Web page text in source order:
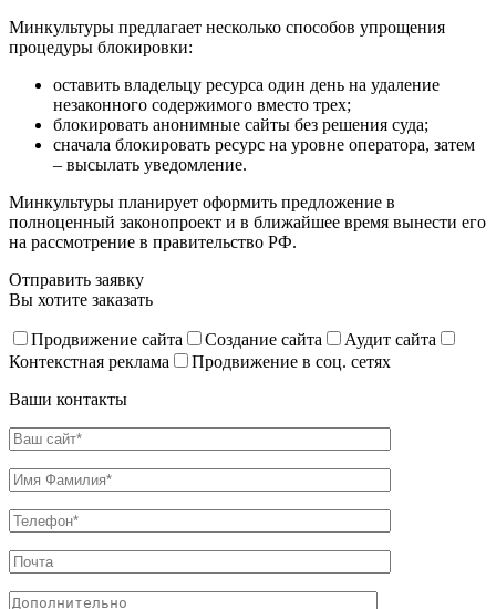
Минкультуры предлагает несколько способов упрощения
процедуры блокировки:
оставить владельцу ресурса один день на удаление
незаконного содержимого вместо трех;
блокировать анонимные сайты без решения суда;
сначала блокировать ресурс на уровне оператора, затем
– высылать уведомление.
Минкультуры планирует оформить предложение в
полноценный законопроект и в ближайшее время вынести его
на рассмотрение в правительство РФ.
Отправить заявку
Вы хотите заказать
Продвижение сайта Создание сайта
Аудит сайта
Контекстная реклама
Продвижение в соц. сетях
Ваши контакты